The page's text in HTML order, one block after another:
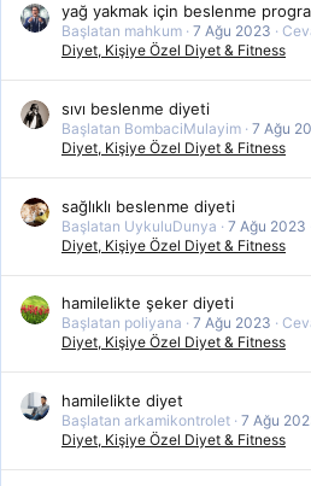
yağ yakmak için beslenme
Başlatan mahkum 7 Ağu 2023
Diyet, Kişiye Özel Diyet & Fitness
sıvı beslenme diyeti
Başlatan BombaciMulayim 7 Ağu
Diyet, Kişiye Özel Diyet & Fitness
sağlıklı beslenme diyeti
Başlatan UykuluDunya 7 Ağu 2023
Diyet, Kişiye Özel Diyet & Fitness
hamilelikte şeker diyeti
Başlatan poliyana 7 Ağu 2023
Diyet, Kişiye Özel Diyet & Fitness
hamilelikte diyet
Başlatan arkamikontrolet 7 Ağu
Diyet, Kişiye Özel Diyet & Fitness